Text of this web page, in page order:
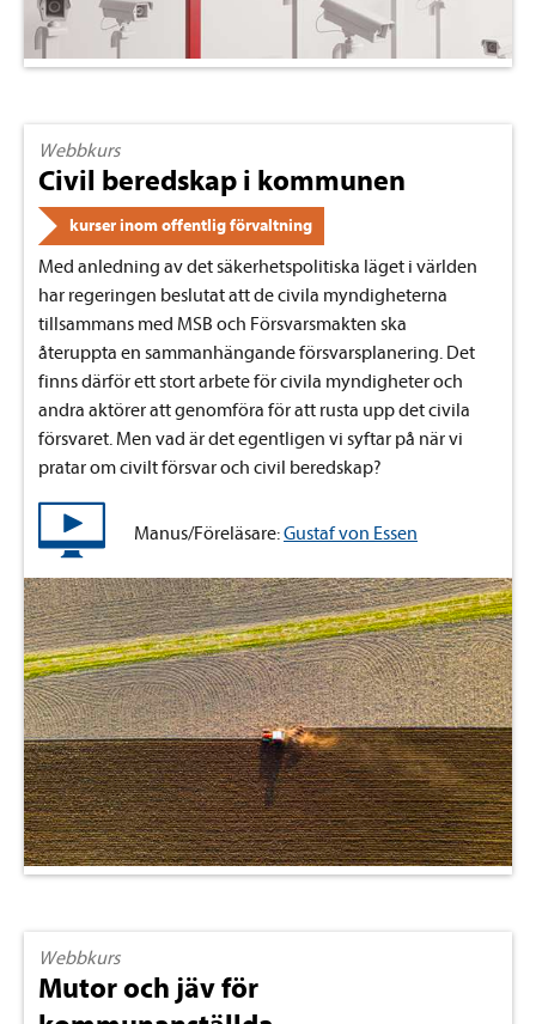
Webbkurs
Civil beredskap i kommunen
kurser inom offentlig förvaltning
Med anledning av det säkerhetspolitiska läget i världen
har regeringen beslutat att de civila myndigheterna
tillsammans med MSB och Försvarsmakten ska
återuppta en sammanhängande försvarsplanering. Det
finns därför ett stort arbete för civila myndigheter och
andra aktörer att genomföra för att rusta upp det civila
försvaret. Men vad är det egentligen vi syftar på när vi
pratar om civilt försvar och civil beredskap?
Manus/Föreläsare:Gustaf von Essen
Webbkurs
Mutor och jäv för